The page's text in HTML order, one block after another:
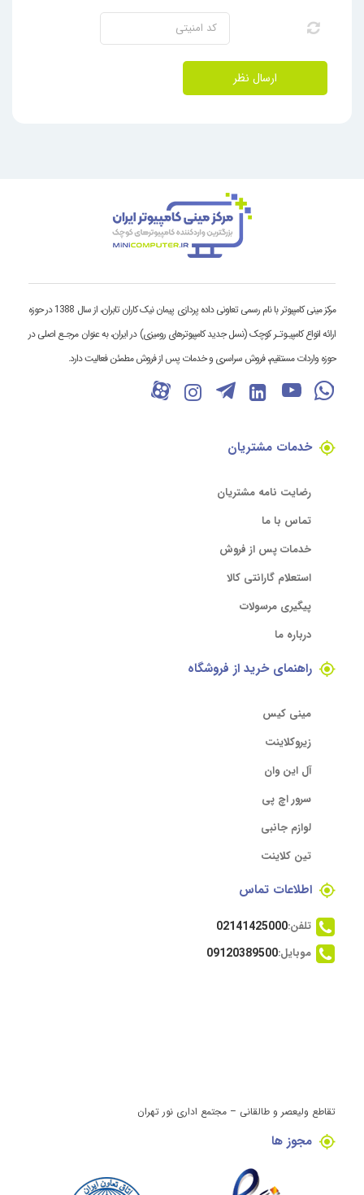
ارسال نظر
مرکز مینی کامپیوتر با نام رسمی تعاونی داده پردازی پیمان نیک کاران تابران، از سال 1388 در حوزه
ارائه انواع کامپیـوتـر کوچک (نسل جدید کامپیوترهای رومیزی) در ایران، به عنوان مرجـع اصلی در
حوزه واردات مستقیم، فروش سراسری و خدمات پس از فروش مطمئن فعالیت دارد.
خدمات مشتریان
رضایت نامه مشتریان
تماس با ما
خدمات پس از فروش
استعلام گارانتی کالا
پیگیری مرسولات
درباره ما
راهنمای خرید از فروشگاه
مینی کیس
زیروکلاینت
آل این وان
سرور اچ پی
لوازم جانبی
تین کلاینت
اطلاعات تماس
تلفن:02141425000
موبایل:09120389500
تقاطع ولیعصر و طالقانی – مجتمع اداری نور تهران
مجوز ها